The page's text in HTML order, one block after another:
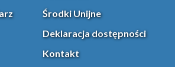
Środki Unijne
Deklaracja dostępności
Kontakt